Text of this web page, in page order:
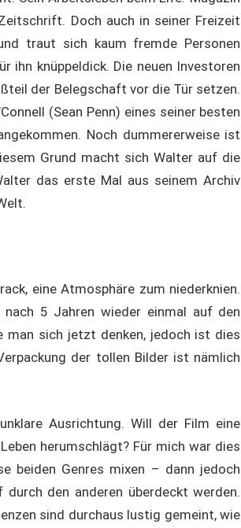
Doch auch in seiner Freizeit
traut sich kaum fremde Personen
ihn knüppeldick. Die neuen Investoren
der Belegschaft vor die Tür setzen.
(Sean Penn) eines seiner besten
Noch dummererweise ist
Grund macht sich Walter auf die
das erste Mal aus seinem Archiv
eine Atmosphäre zum niederknien.
5 Jahren wieder einmal auf den
man sich jetzt denken, jedoch ist dies
der tollen Bilder ist nämlich
Ausrichtung. Will der Film eine
herumschlägt? Für mich war dies
beiden Genres mixen – dann jedoch
den anderen überdeckt werden.
sind durchaus lustig gemeint, wie